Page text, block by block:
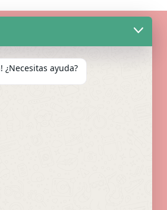
LA UNIÓN EUROPEA –
¿Necesitas ayuda?